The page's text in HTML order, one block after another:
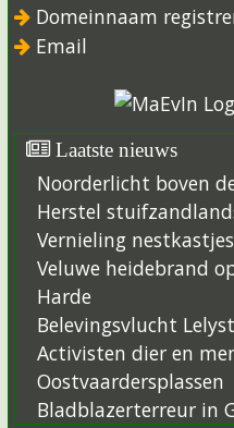
Domeinnaam
Email
Laatste nieuws
Noorderlicht boven
Herstel
Vernieling
Veluwe heidebrand
Harde
Belevingsvlucht
Activisten dier en
Oostvaardersplassen
Bladblazerterreur in